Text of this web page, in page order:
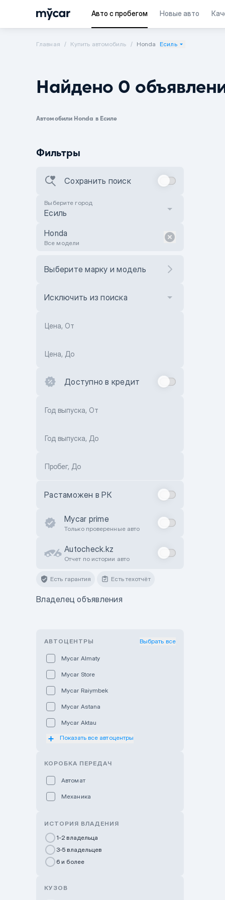
Авто с пробегом Новые авто
Главная Купить автомобиль Honda Есиль
Найдено 0
Автомобили Honda в Есиле
Фильтры
Сохранить поиск
Выберите город
Есиль
Honda
Все модели
Выберите марку и модель
Исключить из поиска
Цена, От
Цена, До
Доступно в кредит
Год выпуска, От
Год выпуска, До
Пробег, До
Растаможен в РК
Mycar prime
Только проверенные авто
Autocheck.kz
Отчет по истории авто
Есть гарантия Есть техотчёт
Владелец объявления
АВТОЦЕНТРЫ Выбрать все
Mycar Almaty
Mycar Store
Mycar Raiymbek
Mycar Astana
Mycar Aktau
Mycar Uralsk
GWM Nurly Zhol
Chery Astana
Показать все автоцентры
КОРОБКА ПЕРЕДАЧ
Автомат
Механика
ИСТОРИЯ ВЛАДЕНИЯ
1-2 владельца
3-5 владельцев
6 и более
КУЗОВ